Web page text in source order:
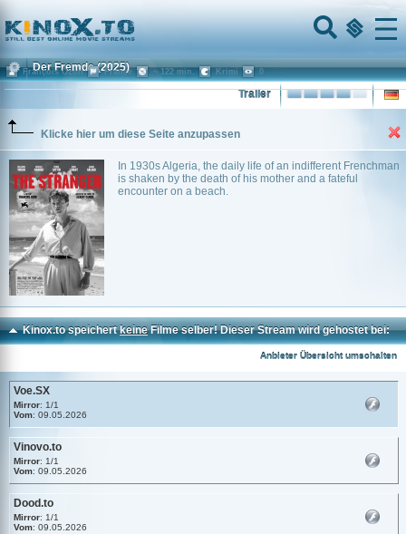
Home
Menu
Der Fremde (2025)
Trailer
Klicke hier um diese Seite anzupassen
In 1930s Algeria, the daily life of an indifferent Frenchman
is shaken by the death of his mother and a fateful
encounter on a beach.
François Ozon France ~ 122 min. Krimi 0
Kinox.to speichertkeineFilme selber! Dieser Stream wird gehostet bei:
Anbieter Übersicht umschalten
Voe.SX
Mirror: 1/1
Vom: 09.05.2026
Vinovo.to
Mirror: 1/1
Vom: 09.05.2026
Dood.to
Mirror: 1/1
Vom: 09.05.2026